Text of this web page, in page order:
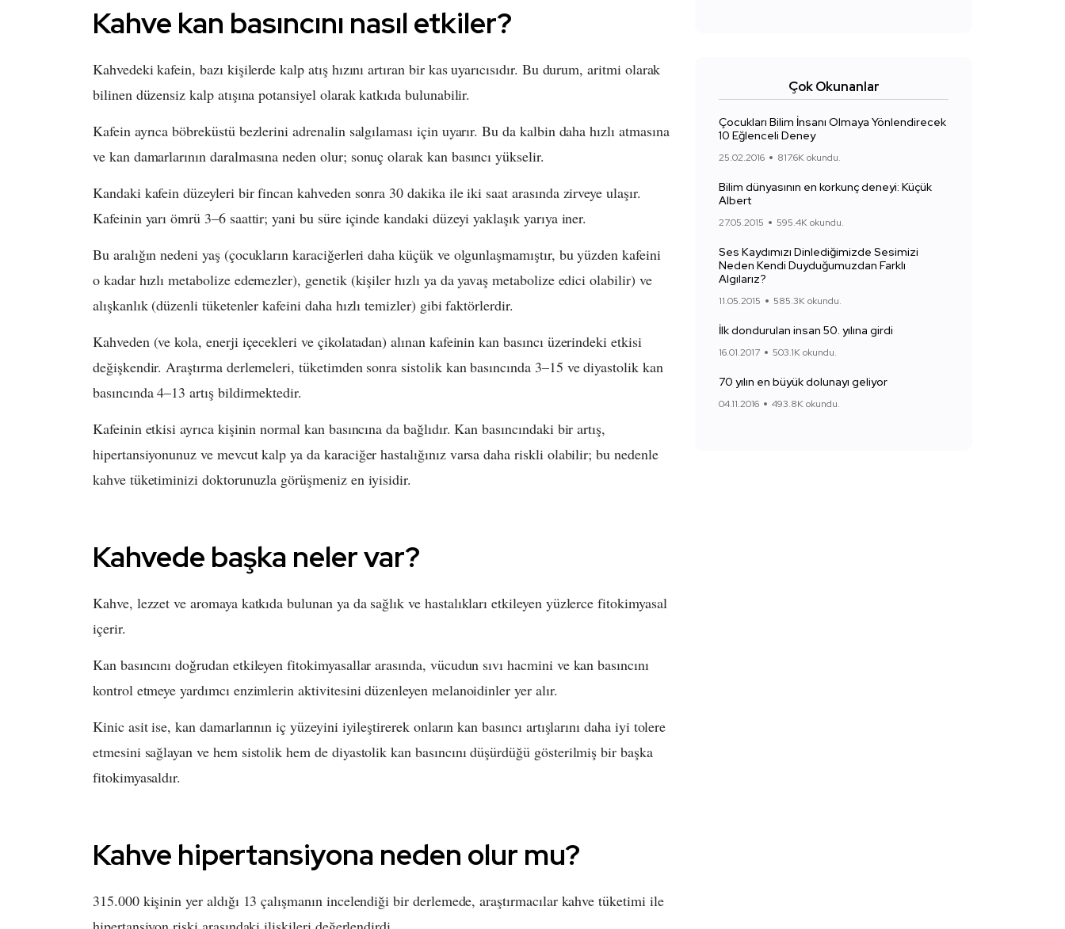
Kahve kan basıncını nasıl etkiler?
Kahvedeki kafein, bazı kişilerde kalp atış hızını artıran bir kas uyarıcısıdır. Bu durum, aritmi olarak
bilinen düzensiz kalp atışına potansiyel olarak katkıda bulunabilir.
Kafein ayrıca böbreküstü bezlerini adrenalin salgılaması için uyarır. Bu da kalbin daha hızlı atmasına
ve kan damarlarının daralmasına neden olur; sonuç olarak kan basıncı yükselir.
Kandaki kafein düzeyleri bir fincan kahveden sonra 30 dakika ile iki saat arasında zirveye ulaşır.
Kafeinin yarı ömrü 3–6 saattir; yani bu süre içinde kandaki düzeyi yaklaşık yarıya iner.
Bu aralığın nedeni yaş (çocukların karaciğerleri daha küçük ve olgunlaşmamıştır, bu yüzden kafeini
o kadar hızlı metabolize edemezler), genetik (kişiler hızlı ya da yavaş metabolize edici olabilir) ve
alışkanlık (düzenli tüketenler kafeini daha hızlı temizler) gibi faktörlerdir.
Kahveden (ve kola, enerji içecekleri ve çikolatadan) alınan kafeinin kan basıncı üzerindeki etkisi
değişkendir. Araştırma derlemeleri, tüketimden sonra sistolik kan basıncında 3–15 ve diyastolik kan
basıncında 4–13 artış bildirmektedir.
Kafeinin etkisi ayrıca kişinin normal kan basıncına da bağlıdır. Kan basıncındaki bir artış,
hipertansiyonunuz ve mevcut kalp ya da karaciğer hastalığınız varsa daha riskli olabilir; bu nedenle
kahve tüketiminizi doktorunuzla görüşmeniz en iyisidir.
Kahvede başka neler var?
Kahve, lezzet ve aromaya katkıda bulunan ya da sağlık ve hastalıkları etkileyen yüzlerce fitokimyasal
içerir.
Kan basıncını doğrudan etkileyen fitokimyasallar arasında, vücudun sıvı hacmini ve kan basıncını
kontrol etmeye yardımcı enzimlerin aktivitesini düzenleyen melanoidinler yer alır.
Kinic asit ise, kan damarlarının iç yüzeyini iyileştirerek onların kan basıncı artışlarını daha iyi tolere
etmesini sağlayan ve hem sistolik hem de diyastolik kan basıncını düşürdüğü gösterilmiş bir başka
fitokimyasaldır.
Kahve hipertansiyona neden olur mu?
315.000 kişinin yer aldığı 13 çalışmanın incelendiği bir derlemede, araştırmacılar kahve tüketimi ile
Çok Okunanlar
Çocukları Bilim İnsanı Olmaya Yönlendirecek
10 Eğlenceli Deney
25.02.2016 817.6K okundu.
Bilim dünyasının en korkunç deneyi: Küçük
Albert
27.05.2015 595.4K okundu.
Ses Kaydımızı Dinlediğimizde Sesimizi
Neden Kendi Duyduğumuzdan Farklı
Algılarız?
11.05.2015 585.3K okundu.
İlk dondurulan insan 50. yılına girdi
16.01.2017 503.1K okundu.
70 yılın en büyük dolunayı geliyor
04.11.2016 493.8K okundu.